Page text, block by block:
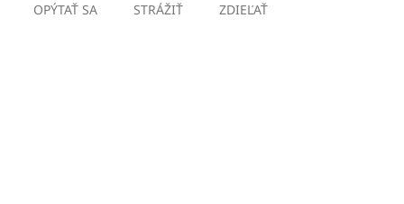
OPÝTAŤ SA STRÁŽIŤ ZDIEĽAŤ